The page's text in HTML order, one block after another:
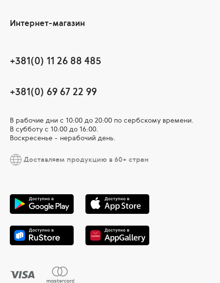
Интернет-магазин
+381(0) 11 26 88 485
+381(0) 69 67 22 99
В рабочие дни c 10:00 до 20:00 по сербскому времени.
В субботу с 10:00 дo 16:00.
Воскресенье - нерабочий день.
Доставляем продукцию в 60+ стран